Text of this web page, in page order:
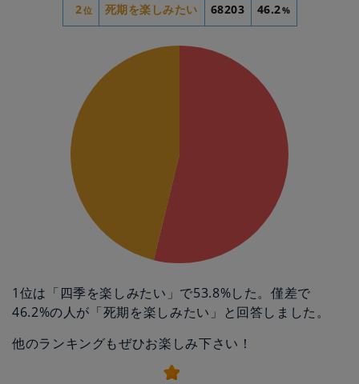
2位 死期を楽しみたい 68203 46.2%
1位は「四季を楽しみたい」で53.8%した。僅差で
46.2%の人が「死期を楽しみたい」と回答しました。
他のランキングもぜひお楽しみ下さい！